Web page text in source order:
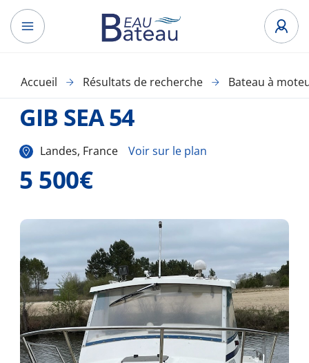
Accueil Résultats de recherche Bateau à
GIB SEA 54
Landes, France Voir sur le plan
5 500€